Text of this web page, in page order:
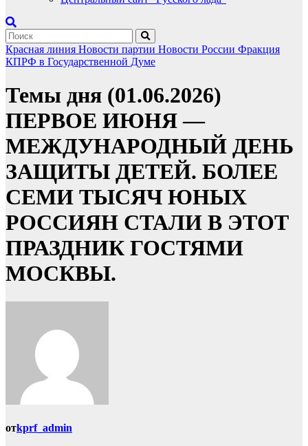
Красная линия Новости партии Новости России Фракция
КПРФ в Государственной Думе
Темы дня (01.06.2026)
ПЕРВОЕ ИЮНЯ —
МЕЖДУНАРОДНЫЙ ДЕНЬ
ЗАЩИТЫ ДЕТЕЙ. БОЛЕЕ
СЕМИ ТЫСЯЧ ЮНЫХ
РОССИЯН СТАЛИ В ЭТОТ
ПРАЗДНИК ГОСТЯМИ
МОСКВЫ.
отkprf_admin